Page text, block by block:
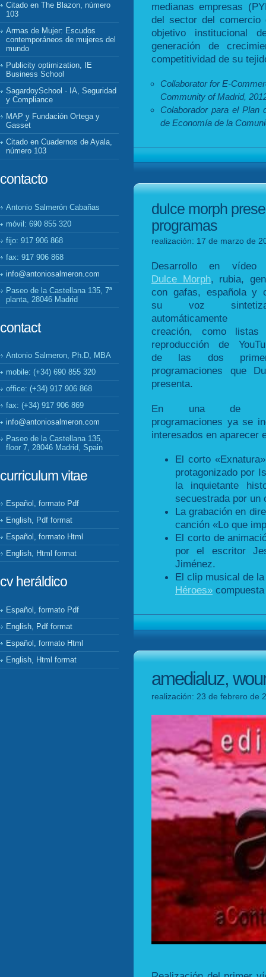
Citado en The Blazon, número
103
Armas de Mujer: Escudos
contemporáneos de mujeres del
mundo
Publicity optimization, IE
Business School
SagardoySchool · IA, Seguridad
y Compliance
MAP y Fundación Ortega y
Gasset
Citado en Cuadernos de Ayala,
número 103
contacto
Antonio Salmerón Cabañas
móvil: 690 855 320
fijo: 917 906 868
fax: 917 906 868
info@antoniosalmeron.com
Paseo de la Castellana 135, 7ª
planta, 28046 Madrid
contact
Antonio Salmeron, Ph.D, MBA
mobile: (+34) 690 855 320
office: (+34) 917 906 868
fax: (+34) 917 906 869
info@antoniosalmeron.com
Paseo de la Castellana 135,
floor 7, 28046 Madrid, Spain
curriculum vitae
Español, formato Pdf
English, Pdf format
Español, formato Html
English, Html format
cv heráldico
Español, formato Pdf
English, Pdf format
Español, formato Html
English, Html format
medianas empresas
del sector del
objetivo institucional
generación de
competitividad de su
Collaborator for E-
Community of Madrid,
Colaborador para el Plan
de Economía de la
dulce morph
programas
realización: 17 de marzo de
Desarrollo en vídeo
Dulce Morph, rubia,
con gafas, española y
su voz
creación, como listas
reproducción de
de las dos
programaciones que
presenta.
En una de
programaciones ya se
interesados en aparecer
El corto
protagonizado por
la inquietante
secuestrada por un
La grabación en
canción «Lo que
El corto de
por el escritor
Jiménez.
El clip musical de
Héroes»
amedialuz,
realización: 23 de febrero de